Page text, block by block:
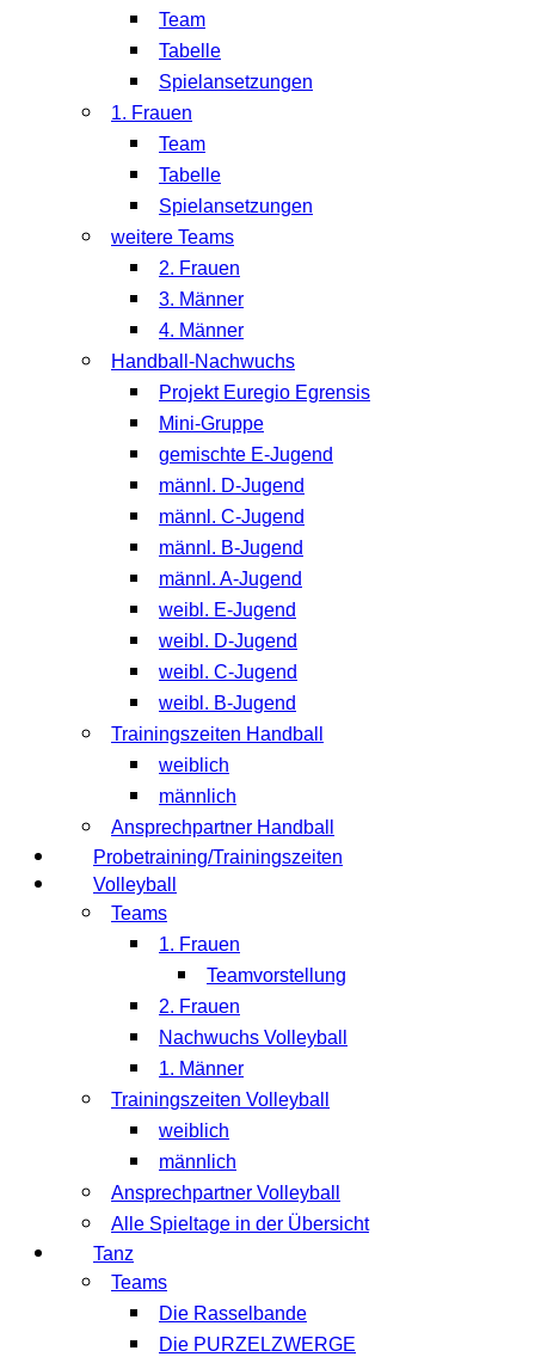
Team
Tabelle
Spielansetzungen
1. Frauen
Team
Tabelle
Spielansetzungen
weitere Teams
2. Frauen
3. Männer
4. Männer
Handball-Nachwuchs
Projekt Euregio Egrensis
Mini-Gruppe
gemischte E-Jugend
männl. D-Jugend
männl. C-Jugend
männl. B-Jugend
männl. A-Jugend
weibl. E-Jugend
weibl. D-Jugend
weibl. C-Jugend
weibl. B-Jugend
Trainingszeiten Handball
weiblich
männlich
Ansprechpartner Handball
Probetraining/Trainingszeiten
Volleyball
Teams
1. Frauen
Teamvorstellung
2. Frauen
Nachwuchs Volleyball
1. Männer
Trainingszeiten Volleyball
weiblich
männlich
Ansprechpartner Volleyball
Alle Spieltage in der Übersicht
Tanz
Teams
Die Rasselbande
Die PURZELZWERGE